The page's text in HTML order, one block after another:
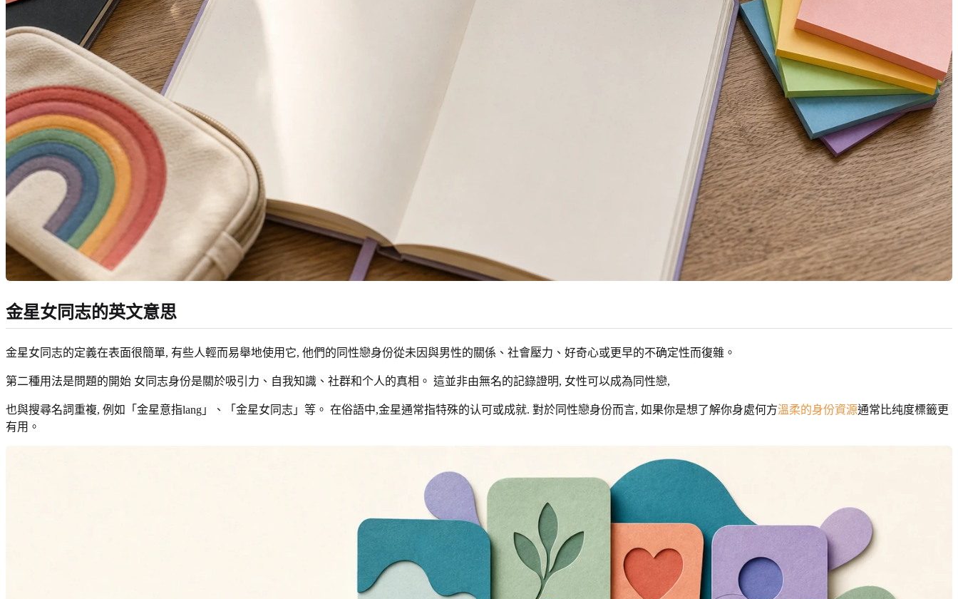
金星女同志的英文意思
金星女同志的定義在表面很簡單, 有些人輕而易舉地使用它, 他們的同性戀身份從未因與男性的關係、社會壓力、好奇心或更早的不确定性而復雜。
第二種用法是問題的開始 女同志身份是關於吸引力、自我知識、社群和个人的真相。 這並非由無名的記錄證明, 女性可以成為同性戀,
也與搜尋名詞重複, 例如「金星意指lang」、「金星女同志」等。 在俗語中,金星通常指特殊的认可或成就. 對於同性戀身份而言, 如果你是想了解你身處何方溫柔的身份資源通常比纯度標籤更
有用。